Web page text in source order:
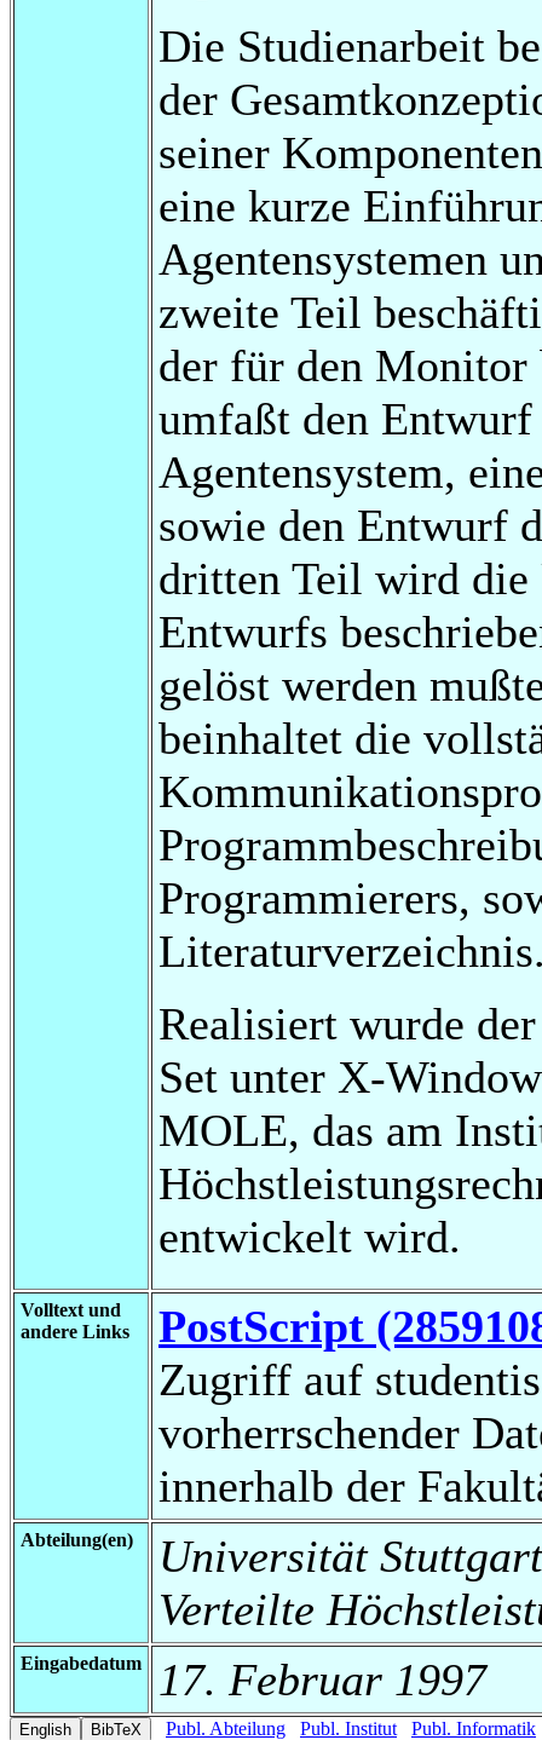
Die Studienarbeit
der
seiner
eine kurze
Agentensystemen
zweite Teil
der für den Monitor
umfaßt den
Agentensystem,
sowie den Entwurf
dritten Teil wird die
Entwurfs
gelöst werden
beinhaltet die
Programmierers,
Realisiert wurde
Set unter X-
MOLE, das am
entwickelt wird.
Volltext und
andere Links
PostScript
Zugriff auf
vorherrschender
innerhalb der
Abteilung(en)
Universität
Verteilte
Eingabedatum 17. Februar 1997
Publ. Abteilung Publ. Institut Publ. Informatik